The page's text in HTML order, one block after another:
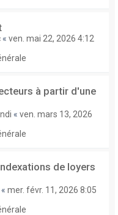
« ven. mai 22, 2026 4:12
à partir d'une
« ven. mars 13, 2026
de loyers
« mer. févr. 11, 2026 8:05